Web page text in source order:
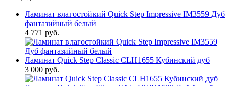
Ламинат влагостойкий Quick Step Impressive IM3559 Дуб
фантазийный белый
4 771 руб.
Ламинат Quick Step Classic CLH1655 Кубинский дуб
3 000 руб.